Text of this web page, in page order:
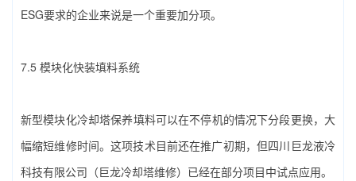
ESG要求的企业来说是一个重要加分项。
7.5 模块化快装填料系统
新型模块化‌冷却塔保养填料‌可以在不停机的情况下分段更换，大
幅缩短维修时间。这项技术目前还在推广初期，但‌四川巨龙液冷
科技有限公司（巨龙冷却塔维修）‌已经在部分项目中试点应用。